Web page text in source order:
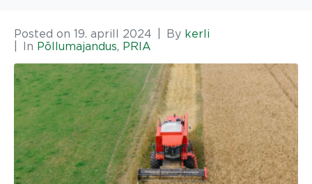
Posted on 19. aprill 2024 By kerli
In Põllumajandus, PRIA